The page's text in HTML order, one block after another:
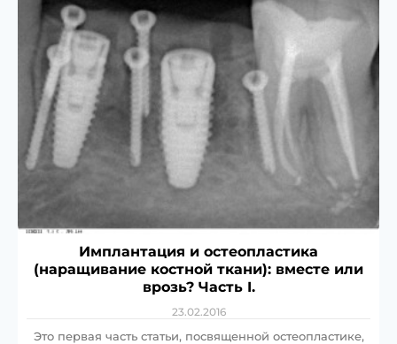
Имплантация и остеопластика
(наращивание костной ткани): вместе или
врозь? Часть I.
23.02.2016
Это первая часть статьи, посвященной остеопластике,